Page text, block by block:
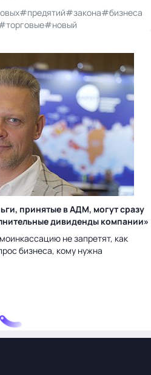
#предятий#закона#бизнеса
#новый
принятые в АДМ, могут сразу
дивиденды компании»
не запретят, как
бизнеса, кому нужна